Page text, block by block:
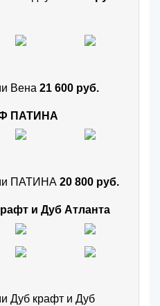
Вена 21 600 руб.
ПАТИНА
ПАТИНА 20 800 руб.
и Дуб Атланта
Дуб крафт и Дуб